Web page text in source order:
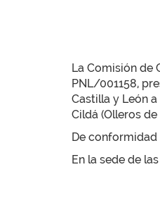
La Comisión de
PNL/001158,
Castilla y León
Cildá (Olleros
De conformidad
En la sede de